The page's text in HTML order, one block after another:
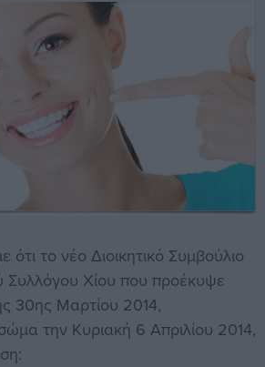
το νέο Διοικητικό Συμβούλιο
Συλλόγου Χίου που προέκυψε
30ης Μαρτίου 2014,
την Κυριακή 6 Απριλίου 2014,